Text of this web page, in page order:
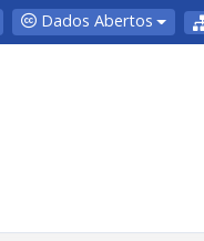
Dados Abertos